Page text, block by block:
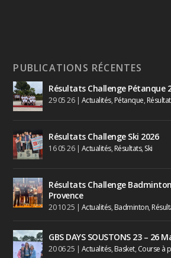
PUBLICATIONS RÉCENTES
Résultats Challenge Pétanque
29 05 26| Actualités, Pétanque,
Résultats Challenge Ski 2026
16 05 26| Actualités, Résultats, Ski
Résultats Challenge
Provence
20 10 25 | Actualités, Badminton,
GBS DAYS SOUSTONS 23 – 26
20 06 25 | Actualités, Basket, Course à